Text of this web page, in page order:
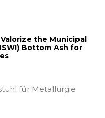
the Municipal
Bottom Ash for
für Metallurgie